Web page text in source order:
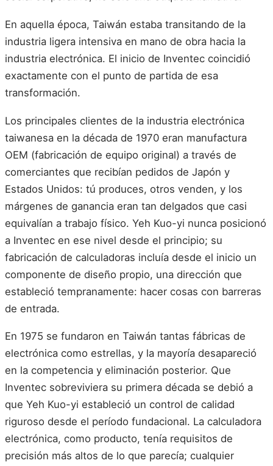
En aquella época, Taiwán estaba transitando de la
industria ligera intensiva en mano de obra hacia la
industria electrónica. El inicio de Inventec coincidió
exactamente con el punto de partida de esa
transformación.
Los principales clientes de la industria electrónica
taiwanesa en la década de 1970 eran manufactura
OEM (fabricación de equipo original) a través de
comerciantes que recibían pedidos de Japón y
Estados Unidos: tú produces, otros venden, y los
márgenes de ganancia eran tan delgados que casi
equivalían a trabajo físico. Yeh Kuo-yi nunca posicionó
a Inventec en ese nivel desde el principio; su
fabricación de calculadoras incluía desde el inicio un
componente de diseño propio, una dirección que
estableció tempranamente: hacer cosas con barreras
de entrada.
En 1975 se fundaron en Taiwán tantas fábricas de
electrónica como estrellas, y la mayoría desapareció
en la competencia y eliminación posterior. Que
Inventec sobreviviera su primera década se debió a
que Yeh Kuo-yi estableció un control de calidad
riguroso desde el período fundacional. La calculadora
electrónica, como producto, tenía requisitos de
precisión más altos de lo que parecía; cualquier